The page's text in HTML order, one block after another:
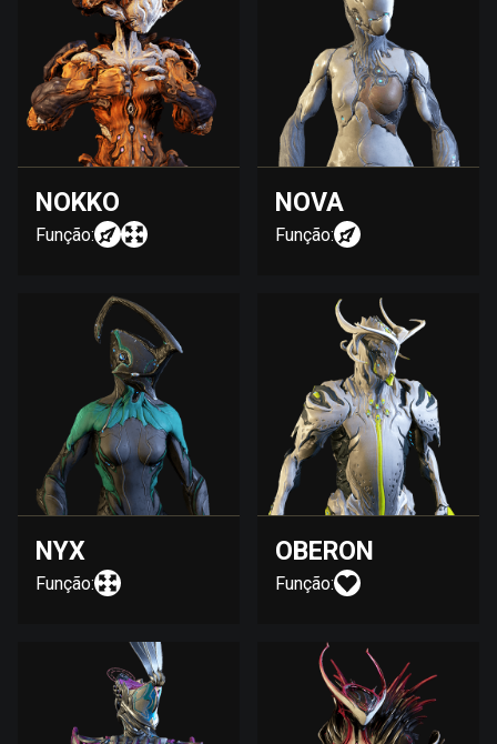
NOKKO
Função:
NOVA
Função:
NYX
Função:
OBERON
Função: